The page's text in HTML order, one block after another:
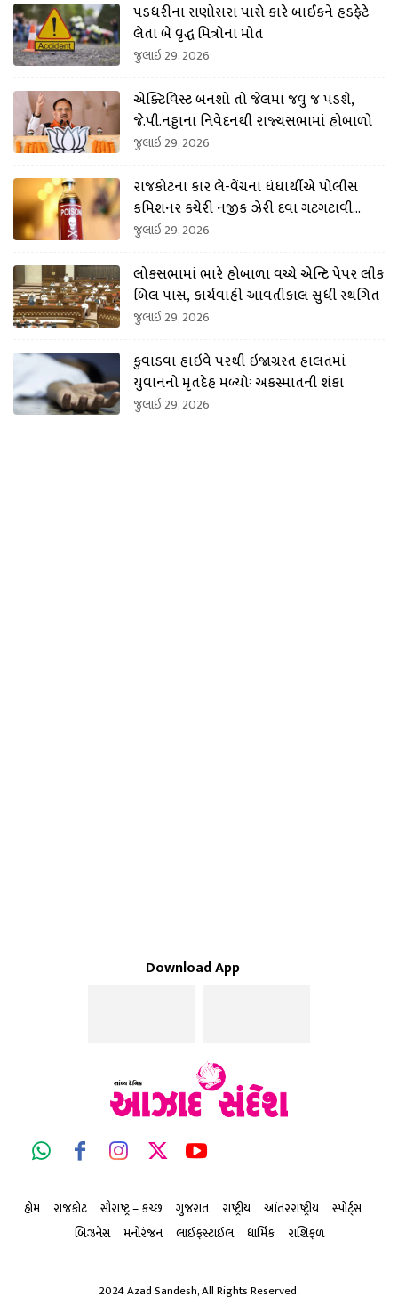
પડધરીના સણોસરા પાસે કારે બાઈકને હડફેટે
લેતા બે વૃદ્ધ મિત્રોના મોત
જુલાઇ 29, 2026
એક્ટિવિસ્ટ બનશો તો જેલમાં જવું જ પડશે,
જે.પી.નડ્ડાના નિવેદનથી રાજ્યસભામાં હોબાળો
જુલાઇ 29, 2026
રાજકોટના કાર લે-વેંચના ધંધાર્થીએ પોલીસ
કમિશનર કચેરી નજીક ઝેરી દવા ગટગટાવી
લીધી
જુલાઇ 29, 2026
લોકસભામાં ભારે હોબાળા વચ્ચે એન્ટિ પેપર લીક
બિલ પાસ, કાર્યવાહી આવતીકાલ સુધી સ્થગિત
જુલાઇ 29, 2026
કુવાડવા હાઇવે પરથી ઇજાગ્રસ્ત હાલતમાં
યુવાનનો મૃતદેહ મળ્યોઃ અકસ્માતની શંકા
જુલાઇ 29, 2026
Download App
હોમ રાજકોટ સૌરાષ્ટ્ર – કચ્છ ગુજરાત રાષ્ટ્રીય આંતરરાષ્ટ્રીય
સ્પોર્ટ્સ
બિઝનેસ
મનોરંજન લાઇફસ્ટાઇલ ધાર્મિક રાશિફળ
2024 Azad Sandesh, All Rights Reserved.